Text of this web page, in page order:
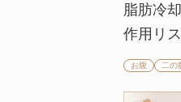
脂肪冷
作用リ
お腹 二の